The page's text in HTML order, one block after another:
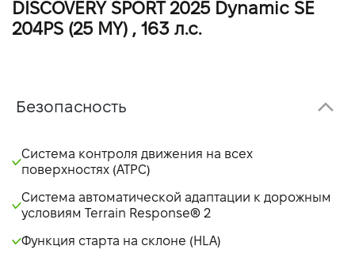
DISCOVERY SPORT 2025 Dynamic SE
204PS (25 MY) , 163 л.с.
Безопасность
Система контроля движения на всех
поверхностях (ATPC)
Система автоматической адаптации к дорожным
условиям Terrain Response® 2
Функция старта на склоне (HLA)